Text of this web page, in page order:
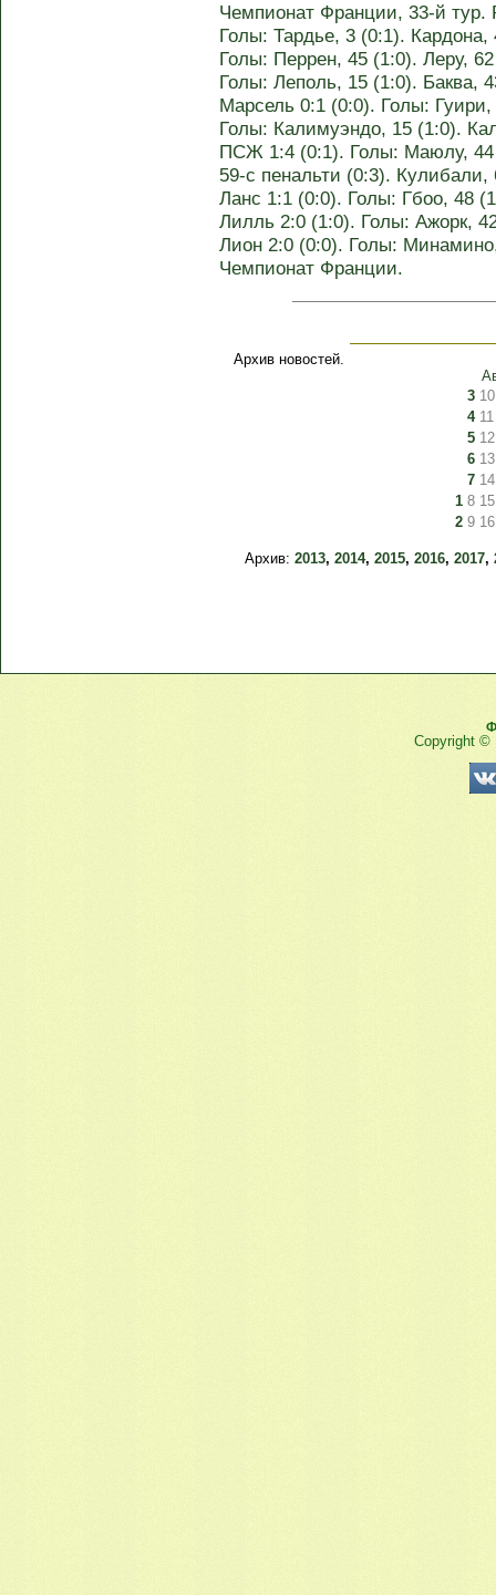
Чемпионат Франции, 33-й
Голы: Тардье, 3 (0:1).
Голы: Перрен, 45 (1:0). Леру,
Голы: Леполь, 15 (1:0). Баква,
Марсель 0:1 (0:0). Голы:
Голы: Калимуэндо, 15 (1:0).
ПСЖ 1:4 (0:1). Голы: Маюлу,
59-с пенальти (0:3).
Ланс 1:1 (0:0). Голы: Гбоо, 48
Лилль 2:0 (1:0). Голы: Ажорк,
Лион 2:0 (0:0). Голы:
Чемпионат Франции.
Архив новостей.
3 10
4 11
5 12
6 13
7 14
1 8 15
2 9 16
Архив:2013,2014,2015,2016,2017,
Copyright ©